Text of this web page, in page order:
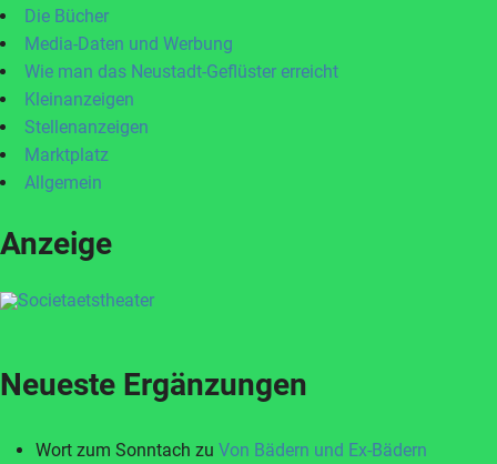
Die Bücher
Media-Daten und Werbung
Wie man das Neustadt-Geflüster erreicht
Kleinanzeigen
Stellenanzeigen
Marktplatz
Allgemein
Anzeige
Neueste Ergänzungen
Wort zum Sonntach zu Von Bädern und Ex-Bädern